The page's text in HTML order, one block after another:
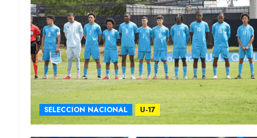
SELECCION NACIONAL U-17